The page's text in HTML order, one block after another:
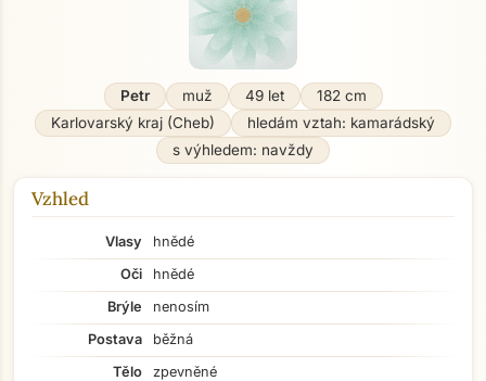
Petr muž 49 let
182 cm
Karlovarský kraj (Cheb)
hledám vztah: kamarádský
s výhledem: navždy
Vzhled
Vlasy
hnědé
Oči
hnědé
Brýle
nenosím
Postava
běžná
Tělo
zpevněné